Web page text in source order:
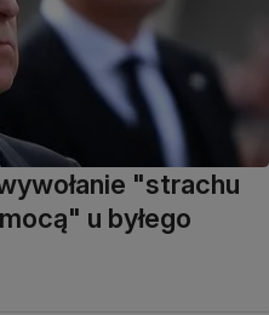
"strachu
u byłego